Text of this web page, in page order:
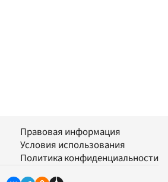
Правовая информация
Условия использования
Политика конфиденциальности